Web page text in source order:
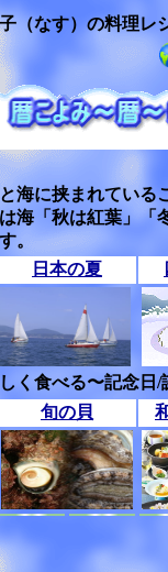
（なす）の料理レ
海に挟まれてい
海「秋は紅葉」
。
日本の夏
く食べる〜記念日
旬の貝